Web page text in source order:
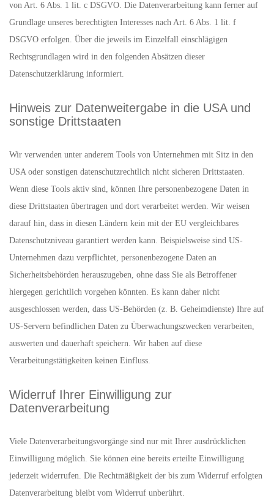
von Art. 6 Abs. 1 lit. c DSGVO. Die Datenverarbeitung kann ferner auf
Grundlage unseres berechtigten Interesses nach Art. 6 Abs. 1 lit. f
DSGVO erfolgen. Über die jeweils im Einzelfall einschlägigen
Rechtsgrundlagen wird in den folgenden Absätzen dieser
Datenschutzerklärung informiert.
Hinweis zur Datenweitergabe in die USA und
sonstige Drittstaaten
Wir verwenden unter anderem Tools von Unternehmen mit Sitz in den
USA oder sonstigen datenschutzrechtlich nicht sicheren Drittstaaten.
Wenn diese Tools aktiv sind, können Ihre personenbezogene Daten in
diese Drittstaaten übertragen und dort verarbeitet werden. Wir weisen
darauf hin, dass in diesen Ländern kein mit der EU vergleichbares
Datenschutzniveau garantiert werden kann. Beispielsweise sind US-
Unternehmen dazu verpflichtet, personenbezogene Daten an
Sicherheitsbehörden herauszugeben, ohne dass Sie als Betroffener
hiergegen gerichtlich vorgehen könnten. Es kann daher nicht
ausgeschlossen werden, dass US-Behörden (z. B. Geheimdienste) Ihre auf
US-Servern befindlichen Daten zu Überwachungszwecken verarbeiten,
auswerten und dauerhaft speichern. Wir haben auf diese
Verarbeitungstätigkeiten keinen Einfluss.
Widerruf Ihrer Einwilligung zur
Datenverarbeitung
Viele Datenverarbeitungsvorgänge sind nur mit Ihrer ausdrücklichen
Einwilligung möglich. Sie können eine bereits erteilte Einwilligung
jederzeit widerrufen. Die Rechtmäßigkeit der bis zum Widerruf erfolgten
Datenverarbeitung bleibt vom Widerruf unberührt.